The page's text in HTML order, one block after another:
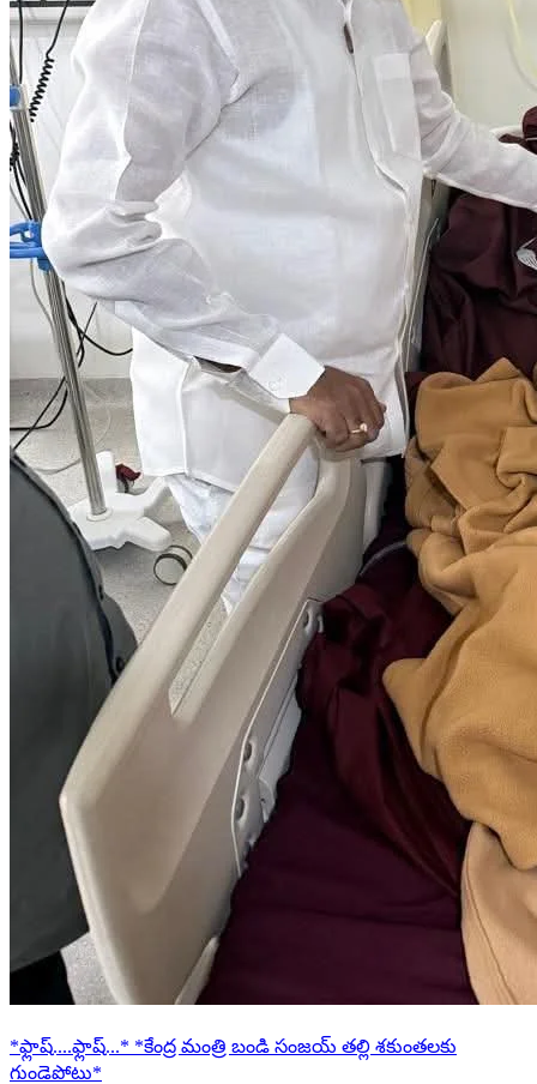
*ఫ్లాష్....ఫ్లాష్...* *కేంద్ర మంత్రి బండి సంజయ్ తల్లి శకుంతలకు
గుండెపోటు*